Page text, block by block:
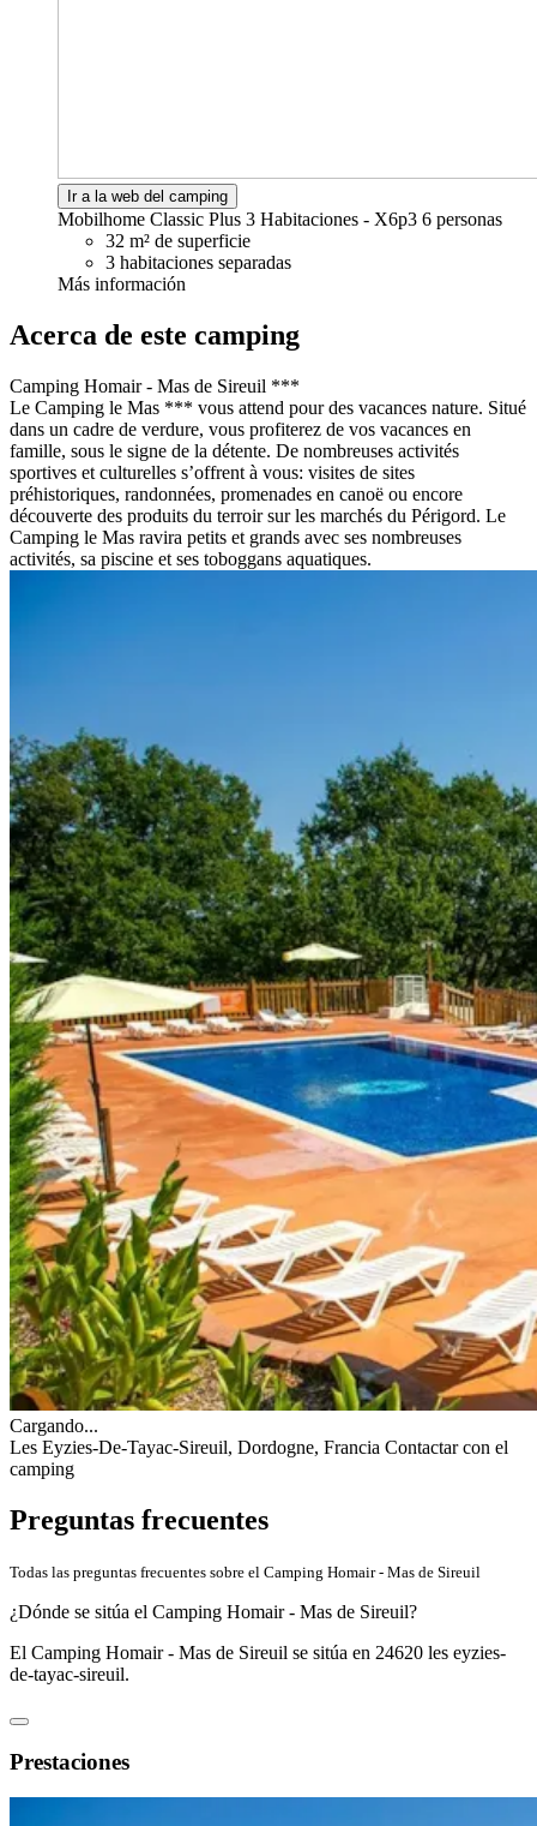
Ir a la web del camping
Mobilhome Classic Plus 3 Habitaciones - X6p3 6 personas
32 m² de superficie
3 habitaciones separadas
Más información
Acerca de este camping
Camping Homair - Mas de Sireuil ***
Le Camping le Mas *** vous attend pour des vacances nature. Situé
dans un cadre de verdure, vous profiterez de vos vacances en
famille, sous le signe de la détente. De nombreuses activités
sportives et culturelles s’offrent à vous: visites de sites
préhistoriques, randonnées, promenades en canoë ou encore
découverte des produits du terroir sur les marchés du Périgord. Le
Camping le Mas ravira petits et grands avec ses nombreuses
activités, sa piscine et ses toboggans aquatiques.
Cargando...
Les Eyzies-De-Tayac-Sireuil, Dordogne, Francia Contactar con el
camping
Preguntas frecuentes
Todas las preguntas frecuentes sobre el Camping Homair - Mas de Sireuil
¿Dónde se sitúa el Camping Homair - Mas de Sireuil?
El Camping Homair - Mas de Sireuil se sitúa en 24620 les eyzies-
de-tayac-sireuil.
Prestaciones